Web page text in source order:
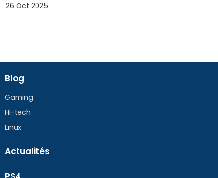
26 Oct 2025
Blog
Gaming
Hi-tech
Linux
Actualités